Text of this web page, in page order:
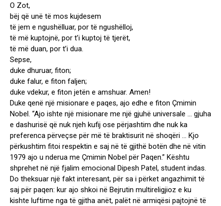
O Zot,
bëj që unë të mos kujdesem
të jem e ngushëlluar, por të ngushëlloj,
të më kuptojnë, por t’i kuptoj të tjerët,
të më duan, por t’i dua.
Sepse,
duke dhuruar, fiton;
duke falur, e fiton faljen;
duke vdekur, e fiton jetën e amshuar. Amen!
Duke qenë një misionare e paqes, ajo edhe e fiton Çmimin
Nobel. “Ajo ishte një misionare me një gjuhë universale … gjuha
e dashurisë që nuk njeh kufij ose përjashtim dhe nuk ka
preferenca përveçse për më të braktisurit në shoqëri … Kjo
përkushtim fitoi respektin e saj në të gjithë botën dhe në vitin
1979 ajo u nderua me Çmimin Nobel për Paqen.” Kështu
shprehet në një fjalim emocional Dipesh Patel, student indas.
Do theksuar një fakt interesant, për sa i përket angazhimit të
saj për paqen: kur ajo shkoi në Bejrutin multireligjioz e ku
kishte luftime nga të gjitha anët, palët në armiqësi pajtojnë të